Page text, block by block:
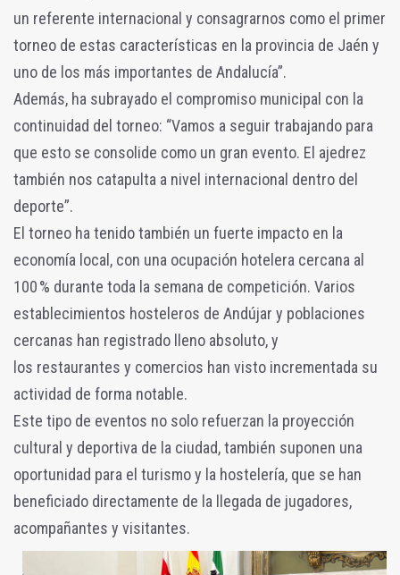
un referente internacional y consagrarnos como el primer
torneo de estas características en la provincia de Jaén y
uno de los más importantes de Andalucía”.
Además, ha subrayado el compromiso municipal con la
continuidad del torneo: “Vamos a seguir trabajando para
que esto se consolide como un gran evento. El ajedrez
también nos catapulta a nivel internacional dentro del
deporte”.
El torneo ha tenido también un fuerte impacto en la
economía local, con una ocupación hotelera cercana al
100 % durante toda la semana de competición. Varios
establecimientos hosteleros de Andújar y poblaciones
cercanas han registrado lleno absoluto, y
los restaurantes y comercios han visto incrementada su
actividad de forma notable.
Este tipo de eventos no solo refuerzan la proyección
cultural y deportiva de la ciudad, también suponen una
oportunidad para el turismo y la hostelería, que se han
beneficiado directamente de la llegada de jugadores,
acompañantes y visitantes.